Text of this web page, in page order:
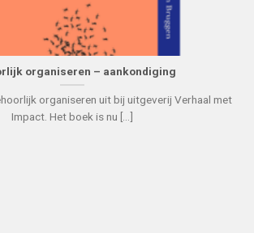
organiseren – aankondiging
organiseren uit bij uitgeverij Verhaal met
Impact. Het boek is nu [...]